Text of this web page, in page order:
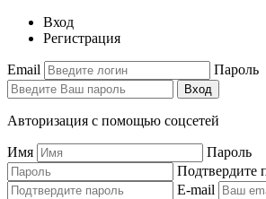
Вход
Регистрация
Email Пароль
Вход
Авторизация с помощью соцсетей
Имя
Пароль
Подтвердите
E-mail